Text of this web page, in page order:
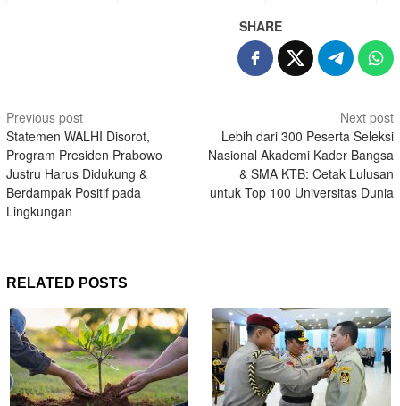
SHARE
Post
navigation
Previous post
Statemen WALHI Disorot,
Program Presiden Prabowo
Justru Harus Didukung &
Berdampak Positif pada
Lingkungan
Next post
Lebih dari 300 Peserta Seleksi
Nasional Akademi Kader Bangsa
& SMA KTB: Cetak Lulusan
untuk Top 100 Universitas Dunia
RELATED POSTS